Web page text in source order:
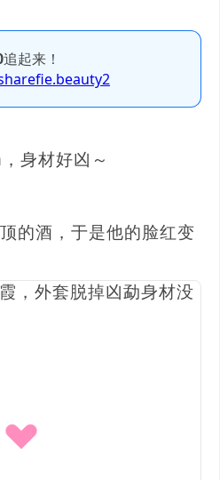
追起来！
身材好凶～
的酒，于是他的脸红变